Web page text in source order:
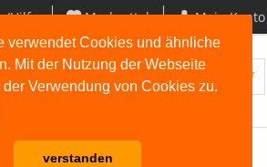
verwendet Cookies und ähnliche
Mit der Nutzung der Webseite
Verwendung von Cookies zu.
verstanden
Hilfe Merkzettel Mein Konto
Warenkorb | 0,00 € *